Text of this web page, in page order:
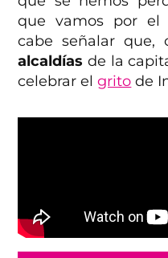
que vamos por el
cabe señalar que,
alcaldías de la
celebrar elgrito de